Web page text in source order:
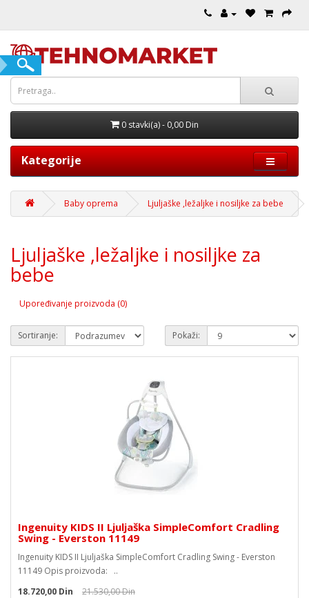
0 stavki(a) - 0,00 Din
Kategorije
Baby oprema Ljuljaške ,ležaljke i nosiljke za bebe
Ljuljaške ,ležaljke i nosiljke za
bebe
Upoređivanje proizvoda (0)
Sortiranje: Pokaži:
Ingenuity KIDS II Ljuljaška SimpleComfort Cradling
Swing - Everston 11149
Ingenuity KIDS II Ljuljaška SimpleComfort Cradling Swing - Everston
11149 Opis proizvoda: ..
18.720,00 Din
21.530,00 Din